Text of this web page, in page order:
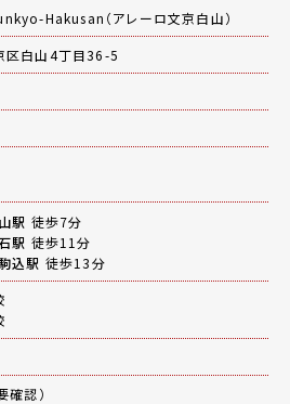
Hakusan（アレーロ文京白山）
区白山4丁目36-5
駅 徒歩7分
駅 徒歩11分
込駅 徒歩13分
確認）